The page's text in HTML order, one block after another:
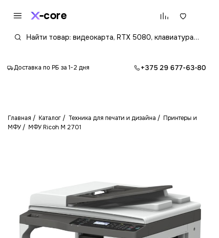
core
Доставка по РБ за 1-2 дня +375 29 677-63-80
Главная Каталог Техника для печати и дизайна
Принтеры и
МФУ
МФУ Ricoh M 2701